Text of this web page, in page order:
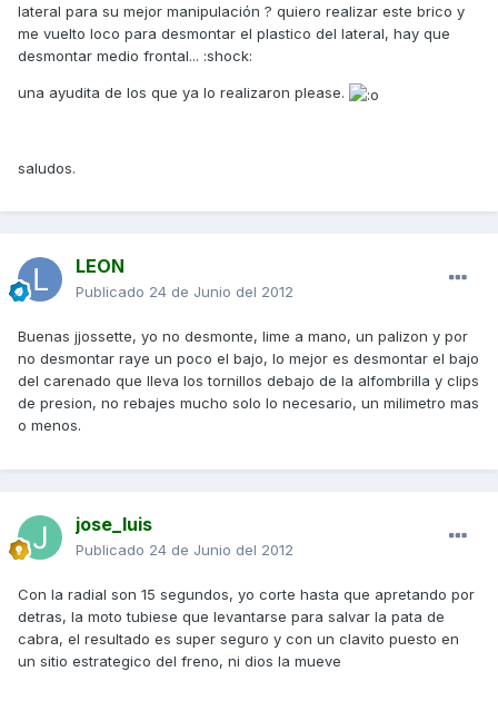
lateral para su mejor manipulación ? quiero realizar este brico y
me vuelto loco para desmontar el plastico del lateral, hay que
desmontar medio frontal... :shock:
una ayudita de los que ya lo realizaron please.
saludos.
LEON
Publicado 24 de Junio del 2012
Buenas jjossette, yo no desmonte, lime a mano, un palizon y por
no desmontar raye un poco el bajo, lo mejor es desmontar el bajo
del carenado que lleva los tornillos debajo de la alfombrilla y clips
de presion, no rebajes mucho solo lo necesario, un milimetro mas
o menos.
jose_luis
Publicado 24 de Junio del 2012
Con la radial son 15 segundos, yo corte hasta que apretando por
detras, la moto tubiese que levantarse para salvar la pata de
cabra, el resultado es super seguro y con un clavito puesto en
un sitio estrategico del freno, ni dios la mueve